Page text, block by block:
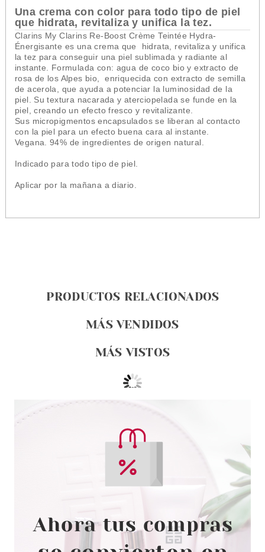
Una crema con color para todo tipo de piel
que hidrata, revitaliza y unifica la tez.
Clarins My Clarins Re-Boost Crème Teintée Hydra-
Énergisante es una crema que hidrata, revitaliza y unifica
la tez para conseguir una piel sublimada y radiante al
instante. Formulada con: agua de coco bio y extracto de
rosa de los Alpes bio, enriquecida con extracto de semilla
de acerola, que ayuda a potenciar la luminosidad de la
piel. Su textura nacarada y aterciopelada se funde en la
piel, creando un efecto fresco y revitalizante.
Sus micropigmentos encapsulados se liberan al contacto
con la piel para un efecto buena cara al instante.
Vegana. 94% de ingredientes de origen natural.
Indicado para todo tipo de piel.
Aplicar por la mañana a diario.
PRODUCTOS RELACIONADOS
MÁS VENDIDOS
MÁS VISTOS
CLARINS
CLARINS TOTAL EYE LIFT 15 ML